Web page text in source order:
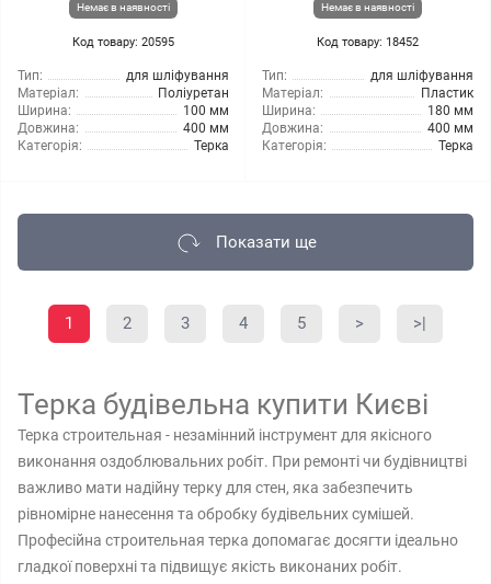
Немає в наявності
Код товару: 20595
Тип:
для шліфування
Матеріал:
Поліуретан
Ширина:
100 мм
Довжина:
400 мм
Категорія:
Терка
Немає в наявності
Код товару: 18452
Тип:
для шліфування
Матеріал:
Пластик
Ширина:
180 мм
Довжина:
400 мм
Категорія:
Терка
Показати ще
1 2 3 4 5 > >|
Терка будівельна купити Києві
Терка строительная - незамінний інструмент для якісного
виконання оздоблювальних робіт. При ремонті чи будівництві
важливо мати надійну терку для стен, яка забезпечить
рівномірне нанесення та обробку будівельних сумішей.
Професійна строительная терка допомагає досягти ідеально
гладкої поверхні та підвищує якість виконаних робіт.